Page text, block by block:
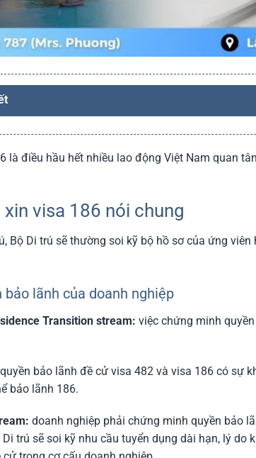
là điều hầu hết nhiều lao động Việt Nam quan
visa 186 nói chung
Bộ Di trú sẽ thường soi kỹ bộ hồ sơ của ứng
bảo lãnh của doanh nghiệp
Transition stream: việc chứng minh
bảo lãnh đề cử visa 482 và visa 186 có sự
bảo lãnh 186.
doanh nghiệp phải chứng minh quyền bảo
trú sẽ soi kỹ nhu cầu tuyển dụng dài hạn, lý